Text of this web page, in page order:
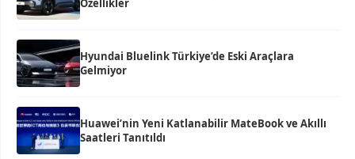
Özellikler
Hyundai Bluelink Türkiye’de Eski Araçlara
Gelmiyor
Huawei’nin Yeni Katlanabilir MateBook ve Akıllı
Saatleri Tanıtıldı